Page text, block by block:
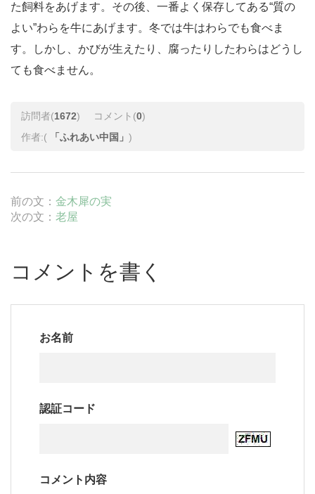
た飼料をあげます。その後、一番よく保存してある“質の
よい”わらを牛にあげます。冬では牛はわらでも食べま
す。しかし、かびが生えたり、腐ったりしたわらはどうし
ても食べません。
訪問者(1672) コメント(0)
作者:( 「ふれあい中国」 )
前の文： 金木犀の実
次の文： 老屋
コメントを書く
お名前
認証コード
コメント内容